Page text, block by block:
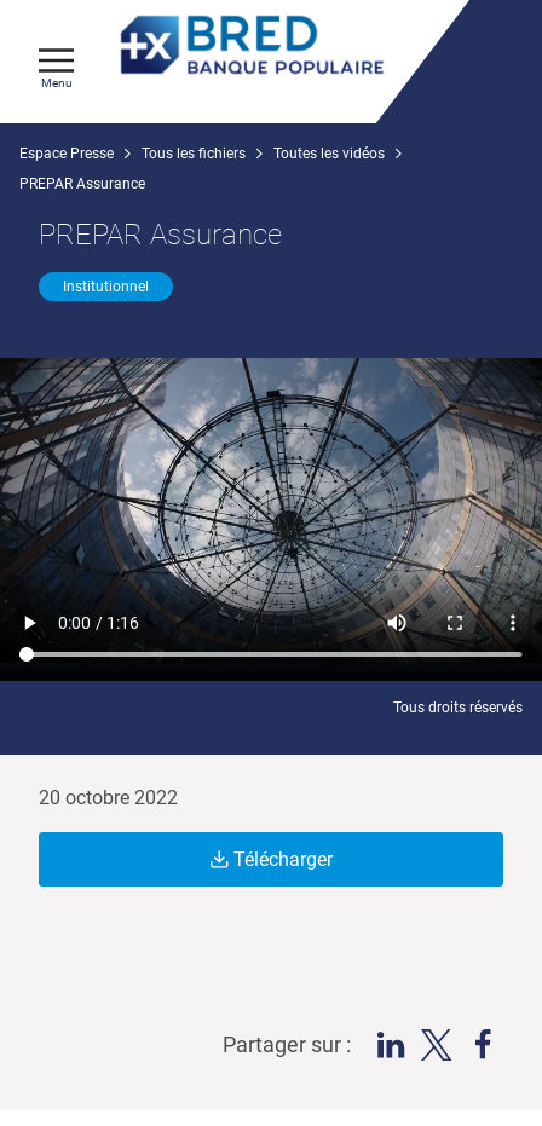
Menu
Espace Presse Tous les fichiers
Toutes les vidéos
PREPAR Assurance
20 octobre 2022
Télécharger
PREPAR Assurance
Institutionnel
Tous droits réservés
Partager sur :